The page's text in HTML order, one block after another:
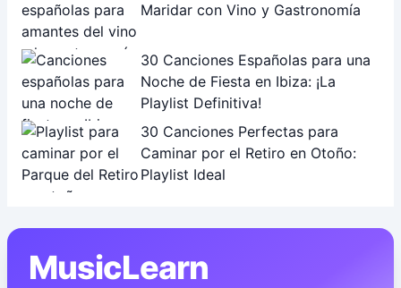
Maridar con Vino y Gastronomía
30 Canciones Españolas para una
Noche de Fiesta en Ibiza: ¡La
Playlist Definitiva!
30 Canciones Perfectas para
Caminar por el Retiro en Otoño:
Playlist Ideal
MusicLearn